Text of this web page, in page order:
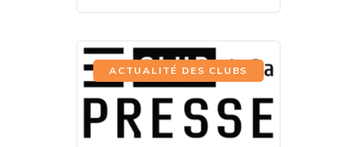
ACTUALITÉ DES CLUBS